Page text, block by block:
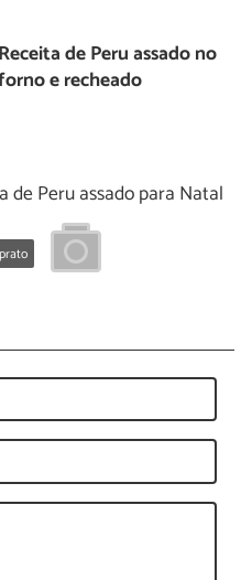
Receita de Peru assado no
e recheado
de Peru assado para Natal